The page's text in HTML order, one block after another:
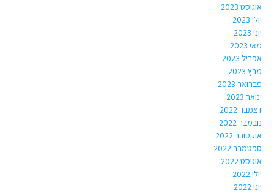
אוגוסט 2023
יולי 2023
יוני 2023
מאי 2023
אפריל 2023
מרץ 2023
פברואר 2023
ינואר 2023
דצמבר 2022
נובמבר 2022
אוקטובר 2022
ספטמבר 2022
אוגוסט 2022
יולי 2022
יוני 2022